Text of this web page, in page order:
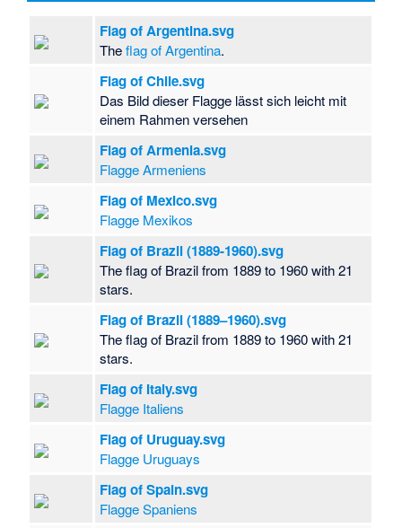
Flag of Argentina.svg
Theflag of Argentina.
Flag of Chile.svg
Das Bild dieser Flagge lässt sich leicht mit
einem Rahmen versehen
Flag of Armenia.svg
Flagge Armeniens
Flag of Mexico.svg
Flagge Mexikos
Flag of Brazil (1889-1960).svg
The flag of Brazil from 1889 to 1960 with 21
stars.
Flag of Brazil (1889–1960).svg
The flag of Brazil from 1889 to 1960 with 21
stars.
Flag of Italy.svg
Flagge Italiens
Flag of Uruguay.svg
Flagge Uruguays
Flag of Spain.svg
Flagge Spaniens